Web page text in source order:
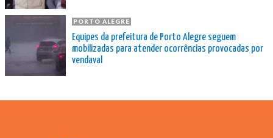
PORTO ALEGRE
Equipes da prefeitura de Porto Alegre seguem
mobilizadas para atender ocorrências provocadas por
vendaval